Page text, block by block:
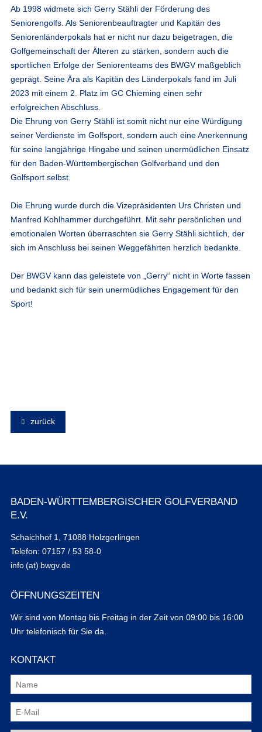
Ab 1998 widmete sich Gerry Stähli der Förderung des
Seniorengolfs. Als Seniorenbeauftragter und Kapitän des
Seniorenländerpokals hat er nicht nur dazu beigetragen, die
Golfgemeinschaft der Älteren zu stärken, sondern auch die
sportlichen Erfolge der Seniorenteams des BWGV maßgeblich
geprägt. Seine Ära als Kapitän des Länderpokals fand im Juli
2023 mit einem 2. Platz im GC Chieming einen sehr
erfolgreichen Abschluss.
Die Ehrung von Gerry Stähli ist somit nicht nur eine Würdigung
seiner Verdienste im Golfsport, sondern auch eine Anerkennung
für seine langjährige Hingabe und seinen unermüdlichen Einsatz
für den Baden-Württembergischen Golfverband und den
Golfsport selbst.
Die Ehrung wurde durch die Vizepräsidenten Urs Christen und
Manfred Kohlhammer durchgeführt. Mit sehr persönlichen und
emotionalen Worten überraschten sie Gerry Stähli sichtlich, der
sich im Anschluss bei seinen Weggefährten herzlich bedankte.
Der BWGV kann das geleistete von „Gerry“ nicht in Worte fassen
und bedankt sich für sein unermüdliches Engagement für den
Sport!
zurück
BADEN-WÜRTTEMBERGISCHER GOLFVERBAND
E.V.
Schaichhof 1, 71088 Holzgerlingen
Telefon: 07157 / 53 58-0
info (at) bwgv.de
ÖFFNUNGSZEITEN
Wir sind von Montag bis Freitag in der Zeit von 09:00 bis 16:00
Uhr telefonisch für Sie da.
KONTAKT